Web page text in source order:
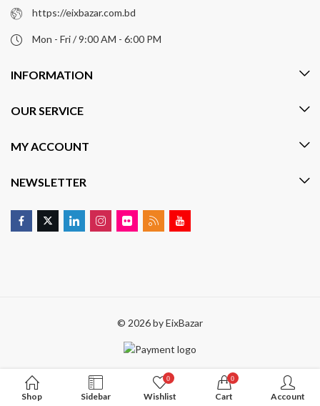
https://eixbazar.com.bd
Mon - Fri / 9:00 AM - 6:00 PM
INFORMATION
OUR SERVICE
MY ACCOUNT
NEWSLETTER
© 2026 byEixBazar
Shop Sidebar
0
Wishlist
0
Cart Account